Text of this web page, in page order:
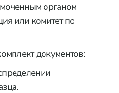
органом
или комитет по
документов: